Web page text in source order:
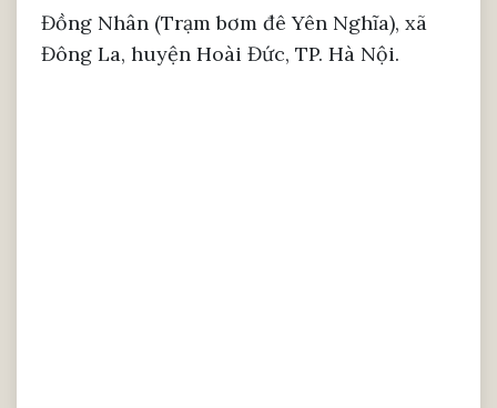
Chất liệu vải bọc sofa
Đồng Nhân (Trạm bơm đê Yên Nghĩa), xã
Đông La, huyện Hoài Đức, TP. Hà Nội.